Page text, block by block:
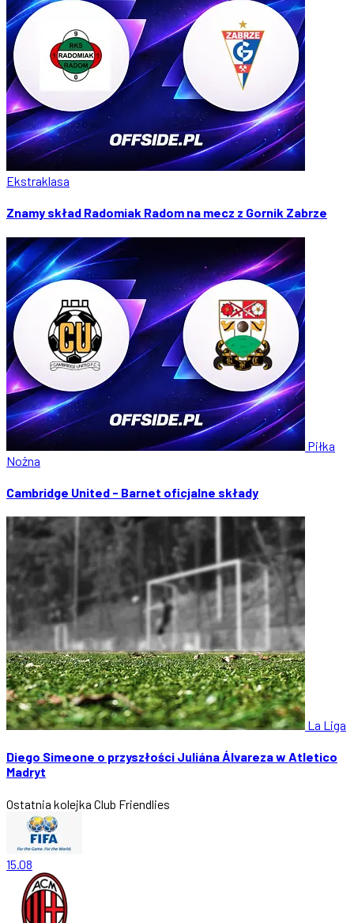
Ekstraklasa
Znamy skład Radomiak Radom na mecz z Gornik Zabrze
Piłka
Nożna
Cambridge United - Barnet oficjalne składy
La Liga
Diego Simeone o przyszłości Juliána Álvareza w Atletico
Madryt
Ostatnia kolejka Club Friendlies
15.08